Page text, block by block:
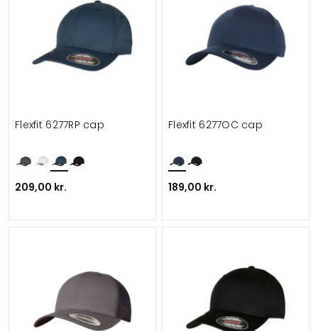
Flexfit 6277RP cap
209,00 kr.
Flexfit 6277OC cap
189,00 kr.